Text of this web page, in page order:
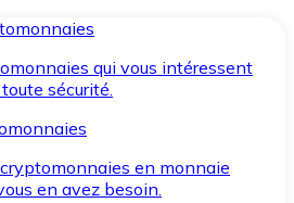
qui vous intéressent
sécurité.
en monnaie
en avez besoin.